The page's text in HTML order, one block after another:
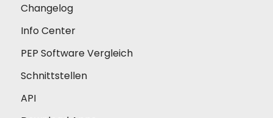
Changelog
Info Center
PEP Software Vergleich
Schnittstellen
API